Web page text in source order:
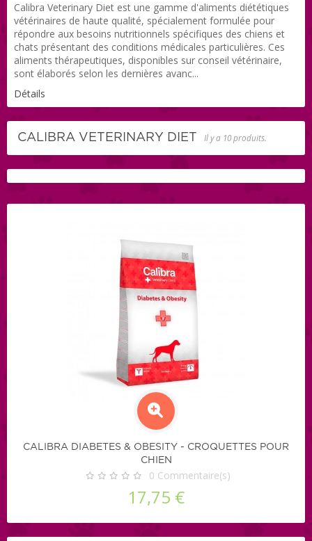
Calibra Veterinary Diet est une gamme d'aliments diététiques
vétérinaires de haute qualité, spécialement formulée pour
répondre aux besoins nutritionnels spécifiques des chiens et
chats présentant des conditions médicales particulières. Ces
aliments thérapeutiques, disponibles sur conseil vétérinaire,
sont élaborés selon les dernières avanc...
Détails
CALIBRA VETERINARY DIET Il y a 10 produits.
CALIBRA DIABETES & OBESITY - CROQUETTES POUR
CHIEN
0 Commentaire(s)
17,75 €